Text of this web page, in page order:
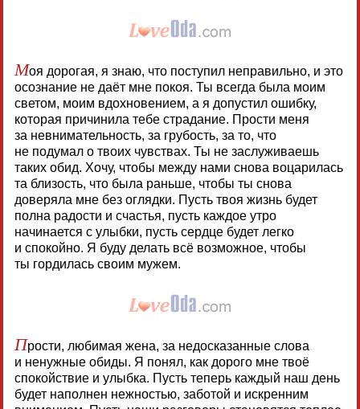
Моя дорогая, я знаю, что поступил неправильно, и это
осознание не даёт мне покоя. Ты всегда была моим
светом, моим вдохновением, а я допустил ошибку,
которая причинила тебе страдание. Прости меня
за невнимательность, за грубость, за то, что
не подумал о твоих чувствах. Ты не заслуживаешь
таких обид. Хочу, чтобы между нами снова воцарилась
та близость, что была раньше, чтобы ты снова
доверяла мне без оглядки. Пусть твоя жизнь будет
полна радости и счастья, пусть каждое утро
начинается с улыбки, пусть сердце будет легко
и спокойно. Я буду делать всё возможное, чтобы
ты гордилась своим мужем.
Прости, любимая жена, за недосказанные слова
и ненужные обиды. Я понял, как дорого мне твоё
спокойствие и улыбка. Пусть теперь каждый наш день
будет наполнен нежностью, заботой и искренним